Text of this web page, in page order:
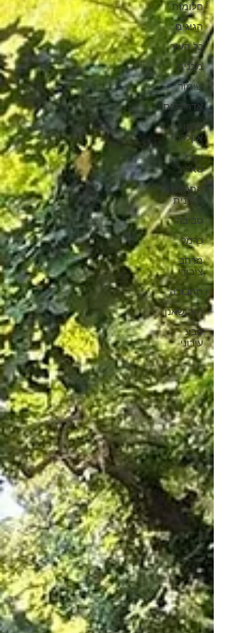
חלומות
הגיגים
כל העיר
מבנים
שימור
אדריכלות
סגנון
אקלקטי
ואדי
סאליב
התחדשות
עירונית
סביבה
כרמל
מרחב
ציבורי
תחבורה
נווה שאנן
טבע
עירוני